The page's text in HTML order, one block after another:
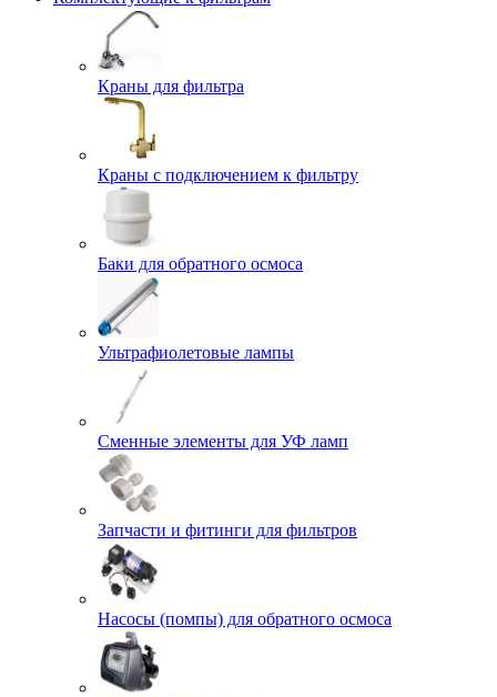
Краны для фильтра
Краны с подключением к фильтру
Баки для обратного осмоса
Ультрафиолетовые лампы
Сменные элементы для УФ ламп
Запчасти и фитинги для фильтров
Насосы (помпы) для обратного осмоса